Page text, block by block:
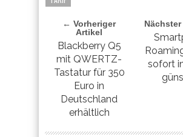
← Vorheriger
Artikel
Blackberry Q5
mit QWERTZ-
Tastatur für 350
Euro in
Deutschland
erhältlich
sofort